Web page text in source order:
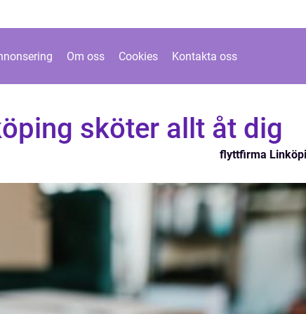
Om oss Cookies Kontakta oss
sköter allt åt dig
flyttfirma